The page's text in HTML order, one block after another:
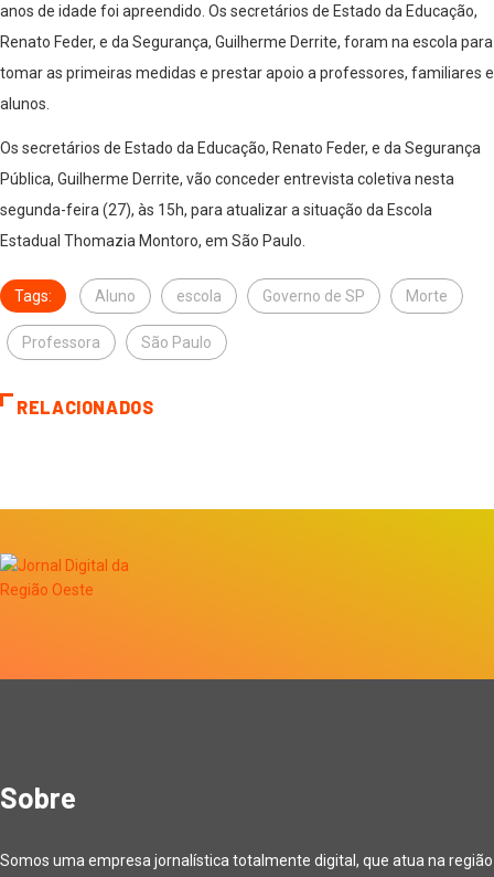
anos de idade foi apreendido. Os secretários de Estado da Educação,
Renato Feder, e da Segurança, Guilherme Derrite, foram na escola para
tomar as primeiras medidas e prestar apoio a professores, familiares e
alunos.
Os secretários de Estado da Educação, Renato Feder, e da Segurança
Pública, Guilherme Derrite, vão conceder entrevista coletiva nesta
segunda-feira (27), às 15h, para atualizar a situação da Escola
Estadual Thomazia Montoro, em São Paulo.
Tags: Aluno escola Governo de SP Morte
Professora São Paulo
RELACIONADOS
Sobre
Somos uma empresa jornalística totalmente digital, que atua na região